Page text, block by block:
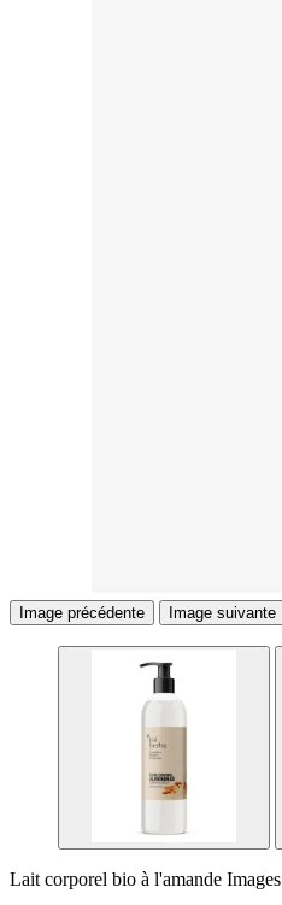
Image précédente Image suivante
Lait corporel bio à l'amande Images